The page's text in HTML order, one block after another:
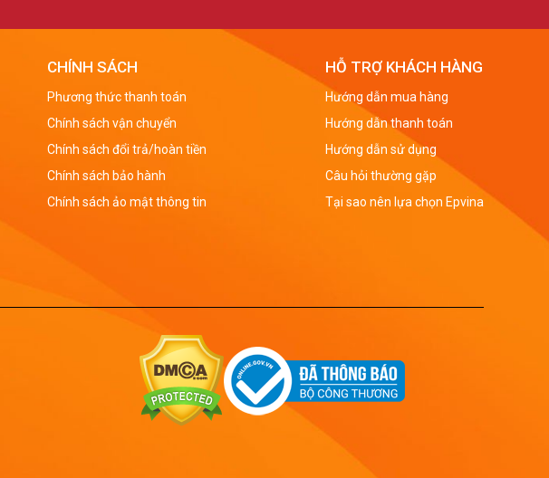
CHÍNH SÁCH
Phương thức thanh toán
Chính sách vận chuyển
Chính sách đổi trả/hoàn tiền
Chính sách bảo hành
Chính sách ảo mật thông tin
HỖ TRỢ KHÁCH HÀNG
Hướng dẫn mua hàng
Hướng dẫn thanh toán
Hướng dẫn sử dụng
Câu hỏi thường gặp
Tại sao nên lựa chọn Epvina